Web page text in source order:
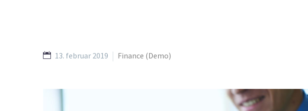
13. februar 2019 Finance (Demo)